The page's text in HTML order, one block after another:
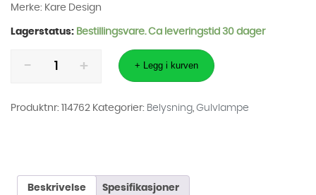
Merke: Kare Design
Lagerstatus: Bestillingsvare. Ca leveringstid 30 dager
Balloon
Smoke
+ Legg i kurven
Produktnr: 114762 Kategorier: Belysning Gulvlampe
Beskrivelse Spesifikasjoner